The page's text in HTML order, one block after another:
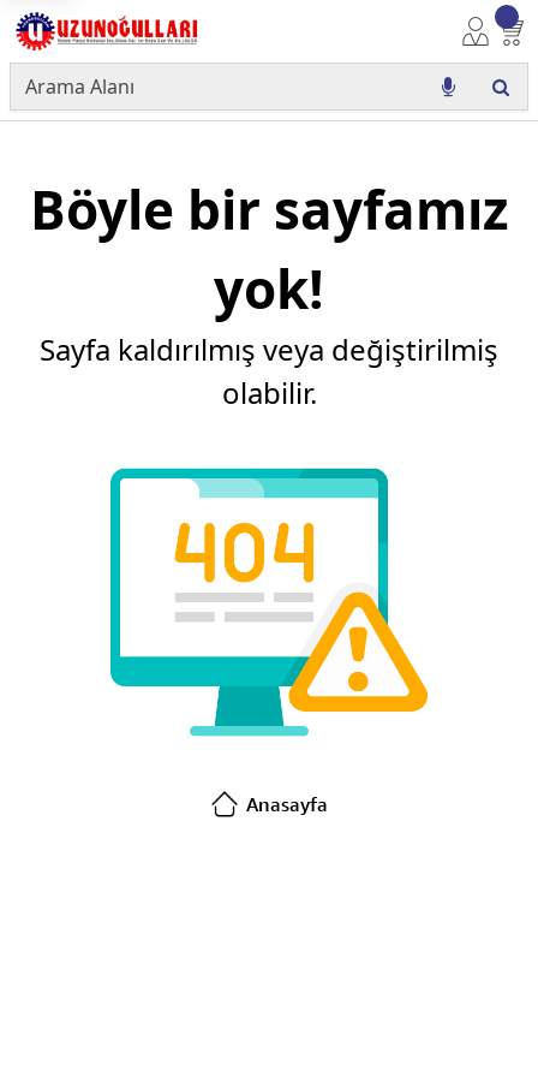
Böyle bir sayfamız
yok!
Sayfa kaldırılmış veya değiştirilmiş
olabilir.
Anasayfa